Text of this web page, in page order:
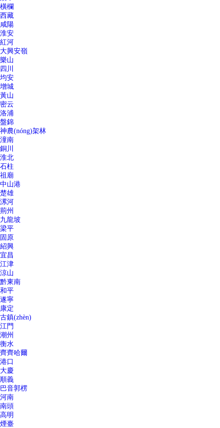
橫欄
西藏
咸陽
淮安
紅河
大興安嶺
樂山
四川
均安
增城
黃山
密云
洛浦
盤錦
神農(nóng)架林
潼南
銅川
淮北
石柱
祖廟
中山港
楚雄
漯河
荊州
九龍坡
梁平
固原
紹興
宜昌
江津
涼山
黔東南
和平
遂寧
康定
古鎮(zhèn)
江門
潮州
衡水
齊齊哈爾
港口
大慶
順義
巴音郭楞
河南
南頭
高明
煙臺